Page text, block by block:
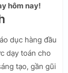
hôm nay!
dục hàng đầu
dạy toán cho
tạo, gần gũi